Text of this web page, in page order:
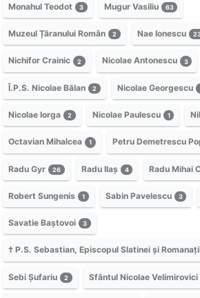
Monahul Teodot 3 Mugur Vasiliu 63
Muzeul Țăranului Român 2 Nae Ionescu
Nichifor Crainic 2 Nicolae Antonescu 3
Î.P.S. Nicolae Bălan 2 Nicolae Georgescu
Nicolae Iorga 2 Nicolae Paulescu 1
Octavian Mihalcea 1 Petru Demetrescu
Radu Gyr 26 Radu Ilaș 4 Radu Mihai
Robert Sungenis 1 Sabin Pavelescu 3
Savatie Baștovoi 3
† P.S. Sebastian, Episcopul Slatinei și
Sebi Șufariu 2 Sfântul Nicolae Velimirovici